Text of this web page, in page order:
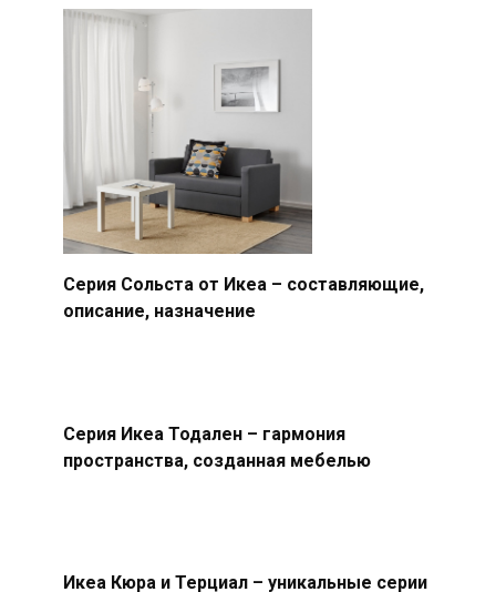
Серия Сольста от Икеа – составляющие,
описание, назначение
Серия Икеа Тодален – гармония
пространства, созданная мебелью
Икеа Кюра и Терциал – уникальные серии